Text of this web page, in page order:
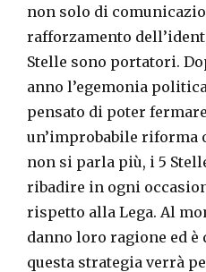
non solo di
rafforzamento
Stelle sono portatori.
anno l’egemonia
pensato di poter
un’improbabile riforma
non si parla più, i 5
ribadire in ogni
rispetto alla Lega. Al
danno loro ragione ed
questa strategia verrà